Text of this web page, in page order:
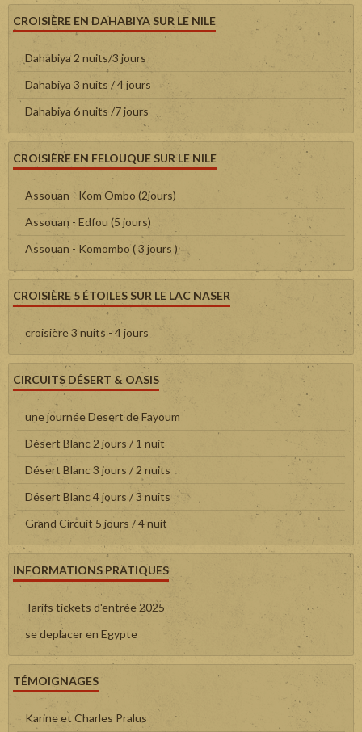
CROISIÈRE EN DAHABIYA SUR LE NILE
Dahabiya 2 nuits/3 jours
Dahabiya 3 nuits / 4 jours
Dahabiya 6 nuits /7 jours
CROISIÈRE EN FELOUQUE SUR LE NILE
Assouan - Kom Ombo (2jours)
Assouan - Edfou (5 jours)
Assouan - Komombo ( 3 jours )
CROISIÈRE 5 ÉTOILES SUR LE LAC NASER
croisière 3 nuits - 4 jours
CIRCUITS DÉSERT & OASIS
une journée Desert de Fayoum
Désert Blanc 2 jours / 1 nuit
Désert Blanc 3 jours / 2 nuits
Désert Blanc 4 jours / 3 nuits
Grand Circuit 5 jours / 4 nuit
INFORMATIONS PRATIQUES
Tarifs tickets d'entrée 2025
se deplacer en Egypte
TÉMOIGNAGES
Karine et Charles Pralus